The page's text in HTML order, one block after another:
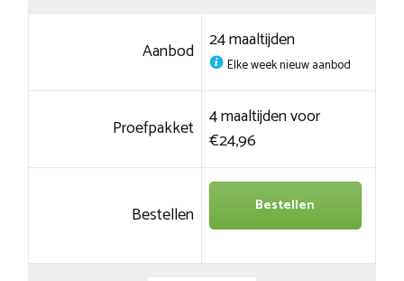
Aanbod 24 maaltijden
Elke week nieuw aanbod
Proefpakket 4 maaltijden voor
€24,96
Bestellen Bestellen